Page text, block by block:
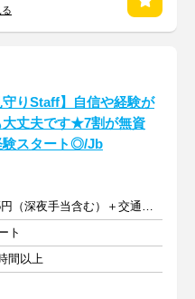
守りStaff】自信や経験が
大丈夫です★7割が無資
験スタート◎/Jb
時給1731～1795円（深夜手当含む）＋交通費支給
ト
間以上